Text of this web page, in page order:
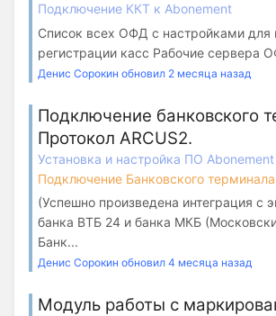
Подключение ККТ к Abonement
Список всех ОФД с настройками для
регистрации касс Рабочие сервера
Денис Сорокин обновил 2 месяца назад
Подключение банковского
Протокол ARCUS2.
Установка и настройка ПО Abonement
Подключение Банковского терминала
(Успешно произведена интеграция с
банка ВТБ 24 и банка МКБ
Банк...
Денис Сорокин обновил 4 месяца назад
Модуль работы с